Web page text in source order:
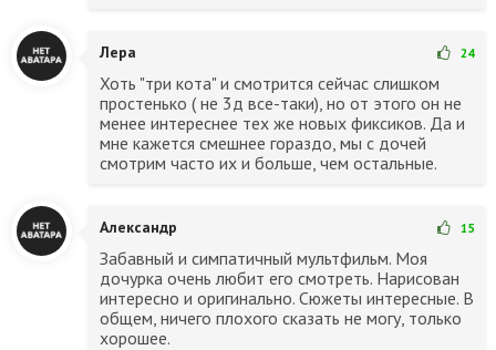
Лера 24
Хоть "три кота" и смотрится сейчас слишком
простенько ( не 3д все-таки), но от этого он не
менее интереснее тех же новых фиксиков. Да и
мне кажется смешнее гораздо, мы с дочей
смотрим часто их и больше, чем остальные.
Александр 15
Забавный и симпатичный мультфильм. Моя
дочурка очень любит его смотреть. Нарисован
интересно и оригинально. Сюжеты интересные. В
общем, ничего плохого сказать не могу, только
хорошее.